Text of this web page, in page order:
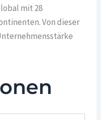
mit 28
Von dieser